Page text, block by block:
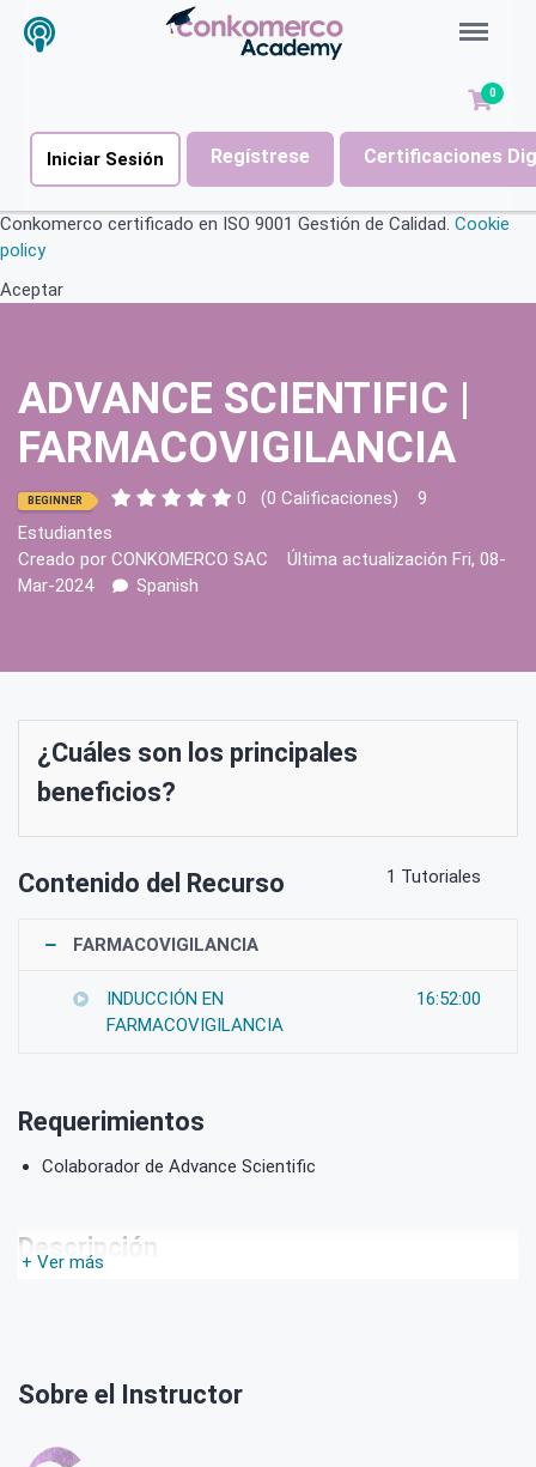
Menu
0
Iniciar Sesión Regístrese Certificaciones
Conkomerco certificado en ISO 9001 Gestión de Calidad. Cookie
policy
Aceptar
ADVANCE SCIENTIFIC |
FARMACOVIGILANCIA
BEGINNER 0 (0 Calificaciones)
9
Estudiantes
Creado por CONKOMERCO SAC
Última actualización Fri, 08-
Mar-2024
Spanish
¿Cuáles son los principales
beneficios?
Contenido del Recurso 1 Tutoriales
FARMACOVIGILANCIA
INDUCCIÓN EN
FARMACOVIGILANCIA
16:52:00
Requerimientos
Colaborador de Advance Scientific
+ Ver más
Descripción
Sobre el Instructor